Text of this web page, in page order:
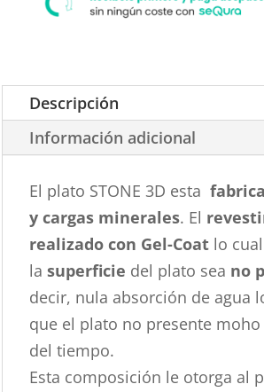
Descripción
Información adicional
El plato STONE 3D esta
y cargas minerales. El
realizado con Gel-Coat lo
lasuperficie del plato sea no
decir, nula absorción de agua
que el plato no presente
del tiempo.
Esta composición le otorga al